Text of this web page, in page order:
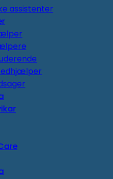
assistenter